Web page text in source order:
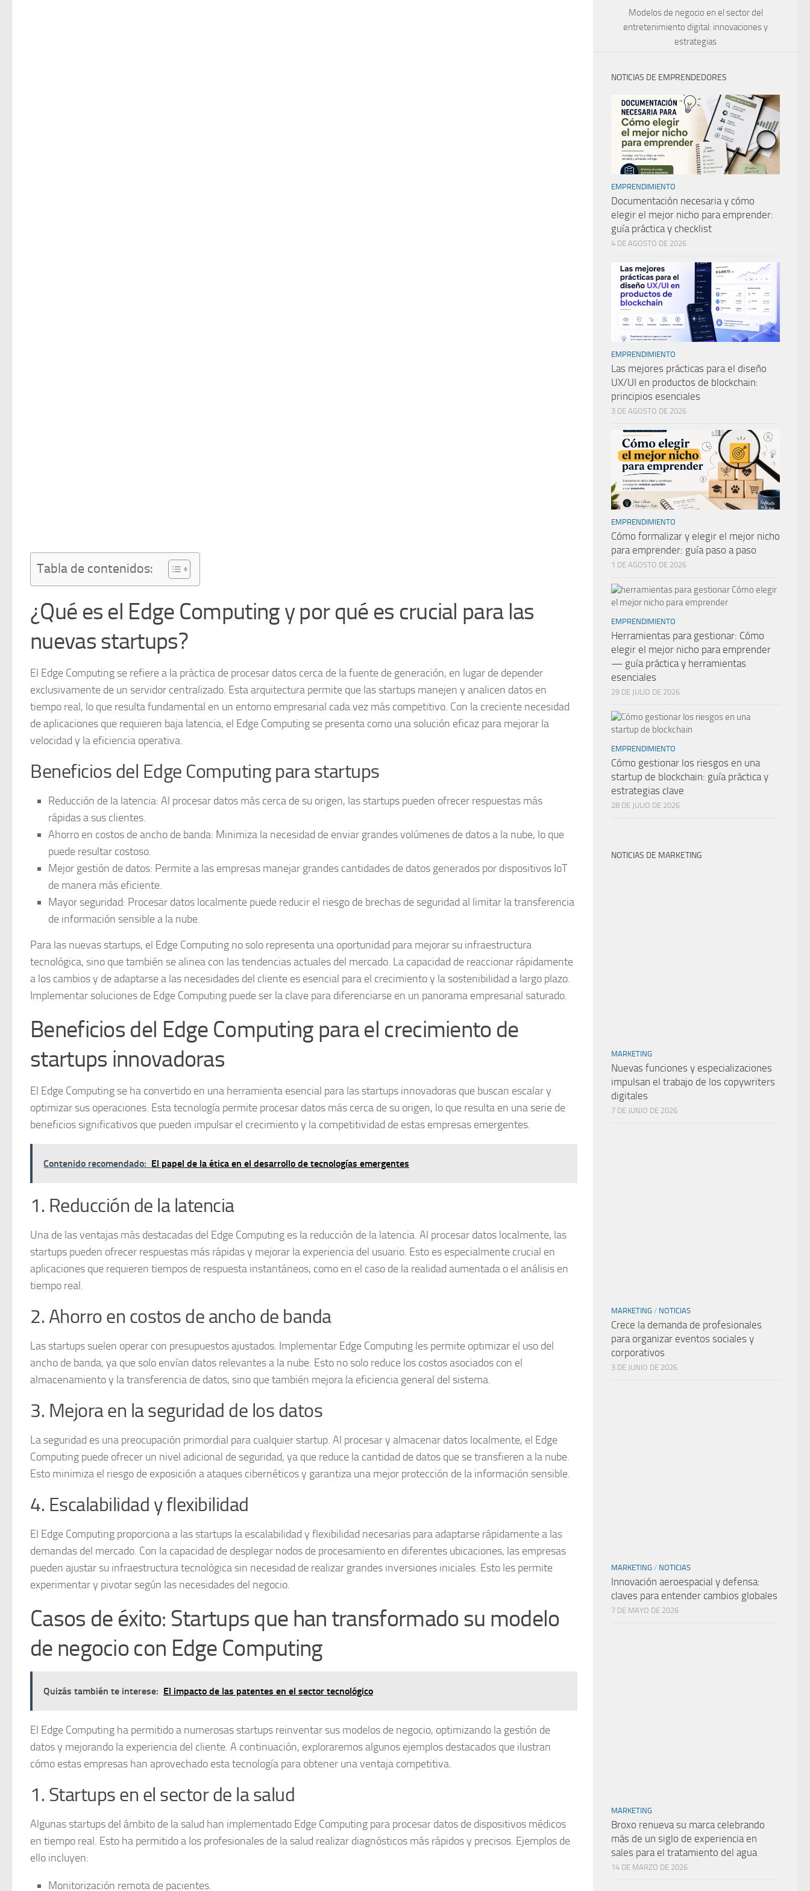
Tabla de contenidos:
¿Qué es el Edge Computing y por qué es crucial para las
nuevas startups?
El Edge Computing se refiere a la práctica de procesar datos cerca de la fuente de generación, en lugar de depender
exclusivamente de un servidor centralizado. Esta arquitectura permite que las startups manejen y analicen datos en
tiempo real, lo que resulta fundamental en un entorno empresarial cada vez más competitivo. Con la creciente necesidad
de aplicaciones que requieren baja latencia, el Edge Computing se presenta como una solución eficaz para mejorar la
velocidad y la eficiencia operativa.
Beneficios del Edge Computing para startups
Reducción de la latencia: Al procesar datos más cerca de su origen, las startups pueden ofrecer respuestas más
rápidas a sus clientes.
Ahorro en costos de ancho de banda: Minimiza la necesidad de enviar grandes volúmenes de datos a la nube, lo que
puede resultar costoso.
Mejor gestión de datos: Permite a las empresas manejar grandes cantidades de datos generados por dispositivos IoT
de manera más eficiente.
Mayor seguridad: Procesar datos localmente puede reducir el riesgo de brechas de seguridad al limitar la transferencia
de información sensible a la nube.
Para las nuevas startups, el Edge Computing no solo representa una oportunidad para mejorar su infraestructura
tecnológica, sino que también se alinea con las tendencias actuales del mercado. La capacidad de reaccionar rápidamente
a los cambios y de adaptarse a las necesidades del cliente es esencial para el crecimiento y la sostenibilidad a largo plazo.
Implementar soluciones de Edge Computing puede ser la clave para diferenciarse en un panorama empresarial saturado.
Beneficios del Edge Computing para el crecimiento de
startups innovadoras
El Edge Computing se ha convertido en una herramienta esencial para las startups innovadoras que buscan escalar y
optimizar sus operaciones. Esta tecnología permite procesar datos más cerca de su origen, lo que resulta en una serie de
beneficios significativos que pueden impulsar el crecimiento y la competitividad de estas empresas emergentes.
Contenido recomendado: El papel de la ética en el desarrollo de tecnologías emergentes
1. Reducción de la latencia
Una de las ventajas más destacadas del Edge Computing es la reducción de la latencia. Al procesar datos localmente, las
startups pueden ofrecer respuestas más rápidas y mejorar la experiencia del usuario. Esto es especialmente crucial en
aplicaciones que requieren tiempos de respuesta instantáneos, como en el caso de la realidad aumentada o el análisis en
tiempo real.
2. Ahorro en costos de ancho de banda
Las startups suelen operar con presupuestos ajustados. Implementar Edge Computing les permite optimizar el uso del
ancho de banda, ya que solo envían datos relevantes a la nube. Esto no solo reduce los costos asociados con el
almacenamiento y la transferencia de datos, sino que también mejora la eficiencia general del sistema.
3. Mejora en la seguridad de los datos
La seguridad es una preocupación primordial para cualquier startup. Al procesar y almacenar datos localmente, el Edge
Computing puede ofrecer un nivel adicional de seguridad, ya que reduce la cantidad de datos que se transfieren a la nube.
Esto minimiza el riesgo de exposición a ataques cibernéticos y garantiza una mejor protección de la información sensible.
4. Escalabilidad y flexibilidad
El Edge Computing proporciona a las startups la escalabilidad y flexibilidad necesarias para adaptarse rápidamente a las
demandas del mercado. Con la capacidad de desplegar nodos de procesamiento en diferentes ubicaciones, las empresas
pueden ajustar su infraestructura tecnológica sin necesidad de realizar grandes inversiones iniciales. Esto les permite
experimentar y pivotar según las necesidades del negocio.
Casos de éxito: Startups que han transformado su modelo
de negocio con Edge Computing
Quizás también te interese: El impacto de las patentes en el sector tecnológico
El Edge Computing ha permitido a numerosas startups reinventar sus modelos de negocio, optimizando la gestión de
datos y mejorando la experiencia del cliente. A continuación, exploraremos algunos ejemplos destacados que ilustran
cómo estas empresas han aprovechado esta tecnología para obtener una ventaja competitiva.
1. Startups en el sector de la salud
Algunas startups del ámbito de la salud han implementado Edge Computing para procesar datos de dispositivos médicos
en tiempo real. Esto ha permitido a los profesionales de la salud realizar diagnósticos más rápidos y precisos. Ejemplos de
ello incluyen:
Monitorización remota de pacientes.
Modelos de negocio en el sector del
entretenimiento digital: innovaciones y
estrategias
NOTICIAS DE EMPRENDEDORES
EMPRENDIMIENTO
Documentación necesaria y cómo
elegir el mejor nicho para emprender:
guía práctica y checklist
4 DE AGOSTO DE 2026
EMPRENDIMIENTO
Las mejores prácticas para el diseño
UX/UI en productos de blockchain:
principios esenciales
3 DE AGOSTO DE 2026
EMPRENDIMIENTO
Cómo formalizar y elegir el mejor nicho
para emprender: guía paso a paso
1 DE AGOSTO DE 2026
EMPRENDIMIENTO
Herramientas para gestionar: Cómo
elegir el mejor nicho para emprender
— guía práctica y herramientas
esenciales
29 DE JULIO DE 2026
EMPRENDIMIENTO
Cómo gestionar los riesgos en una
startup de blockchain: guía práctica y
estrategias clave
28 DE JULIO DE 2026
NOTICIAS DE MARKETING
MARKETING
Nuevas funciones y especializaciones
impulsan el trabajo de los copywriters
digitales
7 DE JUNIO DE 2026
MARKETING / NOTICIAS
Crece la demanda de profesionales
para organizar eventos sociales y
corporativos
3 DE JUNIO DE 2026
MARKETING / NOTICIAS
Innovación aeroespacial y defensa:
claves para entender cambios globales
7 DE MAYO DE 2026
MARKETING
Broxo renueva su marca celebrando
más de un siglo de experiencia en
sales para el tratamiento del agua
14 DE MARZO DE 2026